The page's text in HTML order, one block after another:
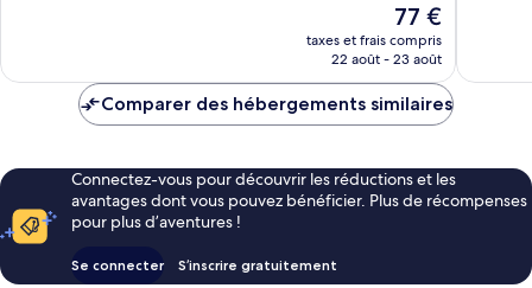
Le
nouveau
prix
de
77 €
taxes et frais compris
22 août - 23 août
Comparer des hébergements similaires
Connectez-vous pour découvrir les réductions et les
avantages dont vous pouvez bénéficier. Plus de récompenses
pour plus d’aventures !
Se connecter S’inscrire gratuitement